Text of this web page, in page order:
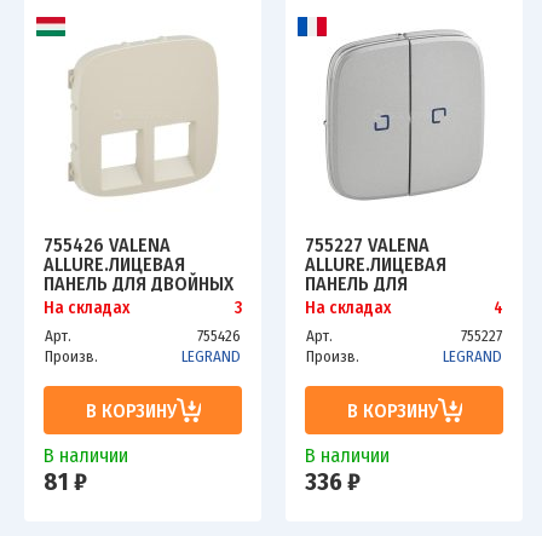
755426 VALENA
ALLURE.ЛИЦЕВАЯ
ПАНЕЛЬ ДЛЯ ДВОЙНЫХ
ТЕЛЕФОННЫХ/
ИНФОРМАЦИОННЫХ
РОЗЕТОК.СЛОНОВАЯ
КОСТЬ
На складах 3
Арт.
755426
Произв.
LEGRAND
В КОРЗИНУ
В наличии
81 ₽
755227 VALENA
ALLURE.ЛИЦЕВАЯ
ПАНЕЛЬ ДЛЯ
ВЫКЛЮЧАТЕЛЯ
ДВУХКЛАВИШНОГО С
ПОДСВЕТКОЙ.АЛЮМИНИЙ
На складах 4
Арт.
755227
Произв.
LEGRAND
В КОРЗИНУ
В наличии
336 ₽